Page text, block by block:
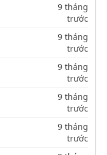
9 tháng
trước
9 tháng
trước
9 tháng
trước
9 tháng
trước
9 tháng
trước